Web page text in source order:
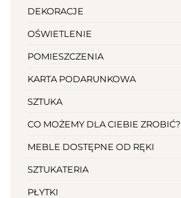
DEKORACJE
OŚWIETLENIE
POMIESZCZENIA
KARTA PODARUNKOWA
SZTUKA
CO MOŻEMY DLA CIEBIE ZROBIĆ?
MEBLE DOSTĘPNE OD RĘKI
SZTUKATERIA
PŁYTKI